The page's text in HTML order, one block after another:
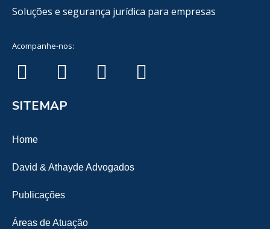
Soluções e segurança jurídica para empresas
Acompanhe-nos:
SITEMAP
Home
David & Athayde Advogados
Publicações
Áreas de Atuação